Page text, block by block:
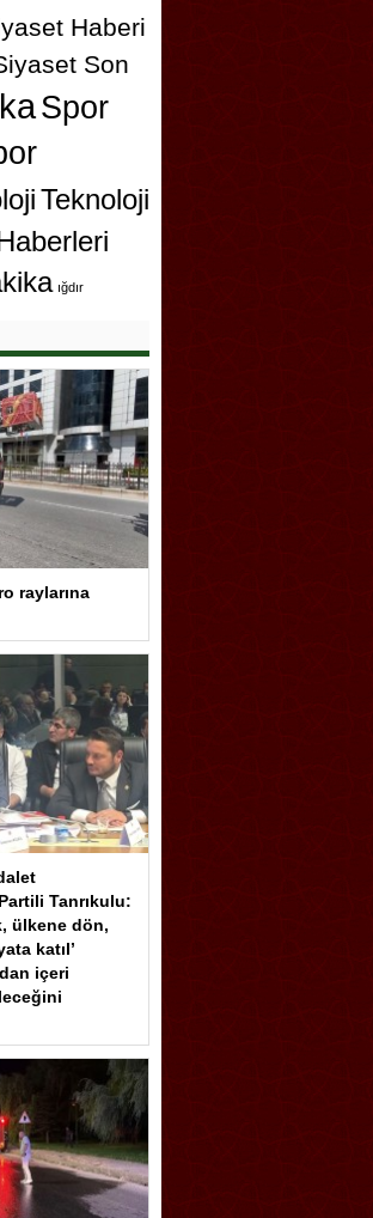
Haberi
Son
Spor
Teknoloji
ığdır
raylarına
Tanrıkulu:
ülkene dön,
katıl’
içeri